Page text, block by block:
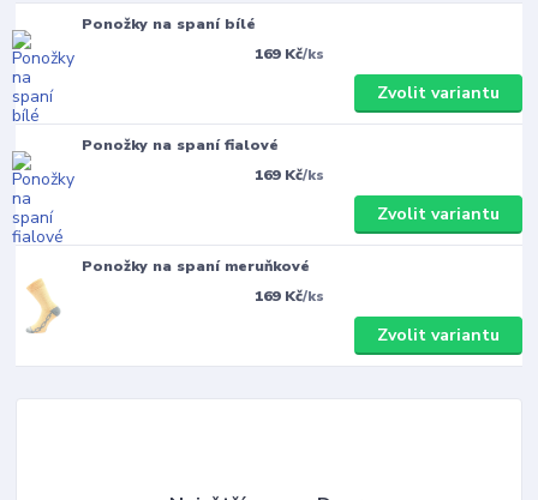
Ponožky na spaní bílé
169 Kč/ks
Zvolit variantu
Ponožky na spaní fialové
169 Kč/ks
Zvolit variantu
Ponožky na spaní meruňkové
169 Kč/ks
Zvolit variantu